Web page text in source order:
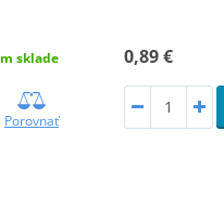
sklade
Porovnať
0,89 €